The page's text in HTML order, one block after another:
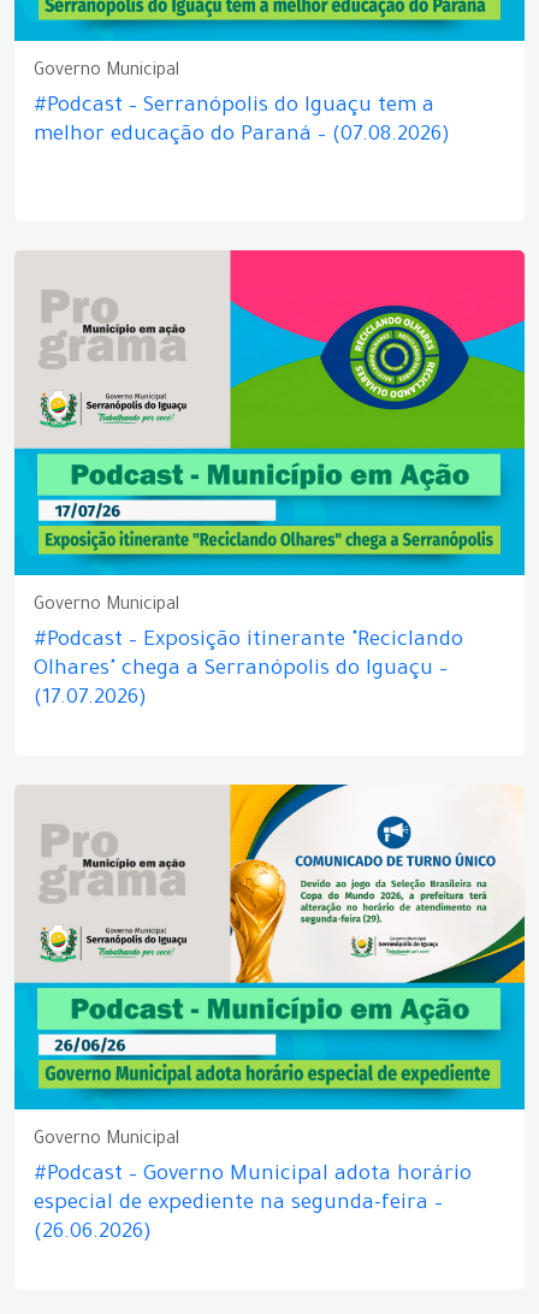
Governo Municipal
#Podcast – Serranópolis do Iguaçu tem a
melhor educação do Paraná – (07.08.2026)
Governo Municipal
#Podcast – Exposição itinerante "Reciclando
Olhares" chega a Serranópolis do Iguaçu –
(17.07.2026)
Governo Municipal
#Podcast – Governo Municipal adota horário
especial de expediente na segunda-feira –
(26.06.2026)